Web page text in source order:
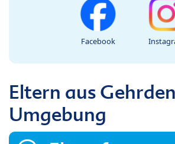
Facebook
Eltern aus
Umgebung